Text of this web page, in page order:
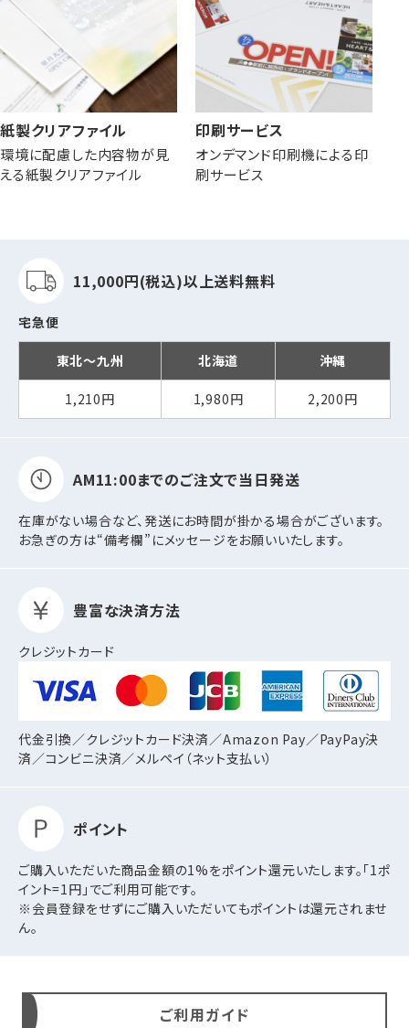
紙製クリアファイル
環境に配慮した内容物が見
える紙製クリアファイル
印刷サービス
オンデマンド印刷機による印
刷サービス
11,000円(税込)以上送料無料
宅急便
東北～九州 北海道 沖縄
1,210円 1,980円 2,200円
AM11:00までのご注文で当日発送
在庫がない場合など、発送にお時間が掛かる場合がございます。
お急ぎの方は“備考欄”にメッセージをお願いいたします。
豊富な決済方法
クレジットカード
代金引換／クレジットカード決済／Amazon Pay／PayPay決
済／コンビニ決済／メルペイ（ネット支払い）
ポイント
ご購入いただいた商品金額の1%をポイント還元いたします。「1ポ
イント=1円」でご利用可能です。
※会員登録をせずにご購入いただいてもポイントは還元されませ
ん。
ご利用ガイド